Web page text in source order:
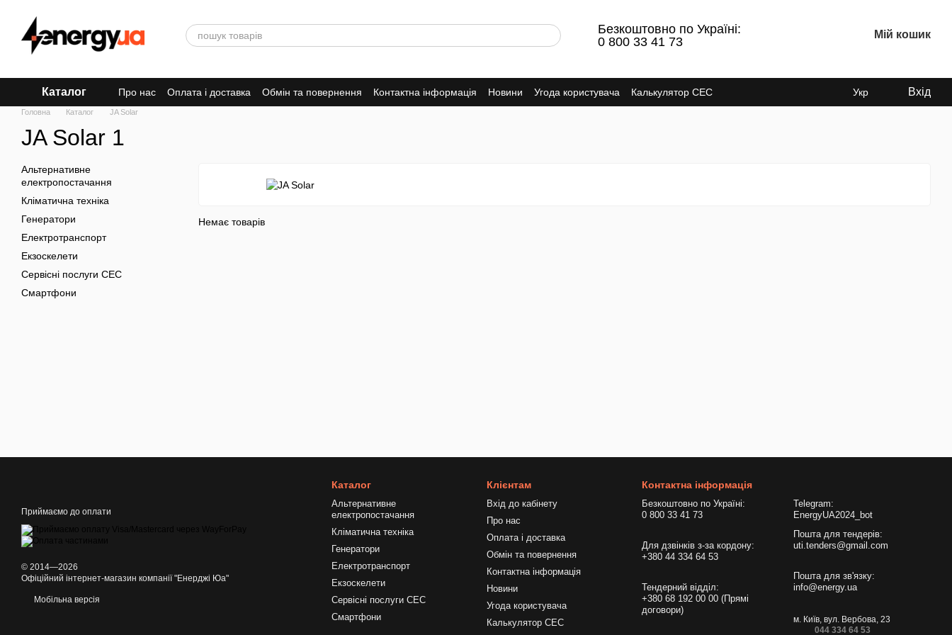
Безкоштовно по Україні:
0 800 33 41 73
Мій кошик
Каталог Про нас Оплата і доставка Обмін та повернення Контактна інформація Новини Угода користувача Калькулятор СЕС Укр Вхід
Головна Каталог JA Solar
JA Solar 1
Немає товарів
Альтернативне
електропостачання
Кліматична техніка
Генератори
Електротранспорт
Екзоскелети
Сервісні послуги СЕС
Смартфони
Приймаємо до оплати
© 2014—2026
Офіційний інтернет-магазин компанії "Енерджі Юа"
Мобільна версія
Каталог
Альтернативне
електропостачання
Кліматична техніка
Генератори
Електротранспорт
Екзоскелети
Сервісні послуги СЕС
Смартфони
Клієнтам
Вхід до кабінету
Про нас
Оплата і доставка
Обмін та повернення
Контактна інформація
Новини
Угода користувача
Калькулятор СЕС
Контактна інформація
Безкоштовно по Україні:
0 800 33 41 73
Для дзвінків з-за кордону:
+380 44 334 64 53
Тендерний відділ:
+380 68 192 00 00 (Прямі
договори)
Telegram:
EnergyUA2024_bot
Пошта для тендерів:
uti.tenders@gmail.com
Пошта для зв'язку:
info@energy.ua
м. Київ, вул. Вербова, 23
044 334 64 53